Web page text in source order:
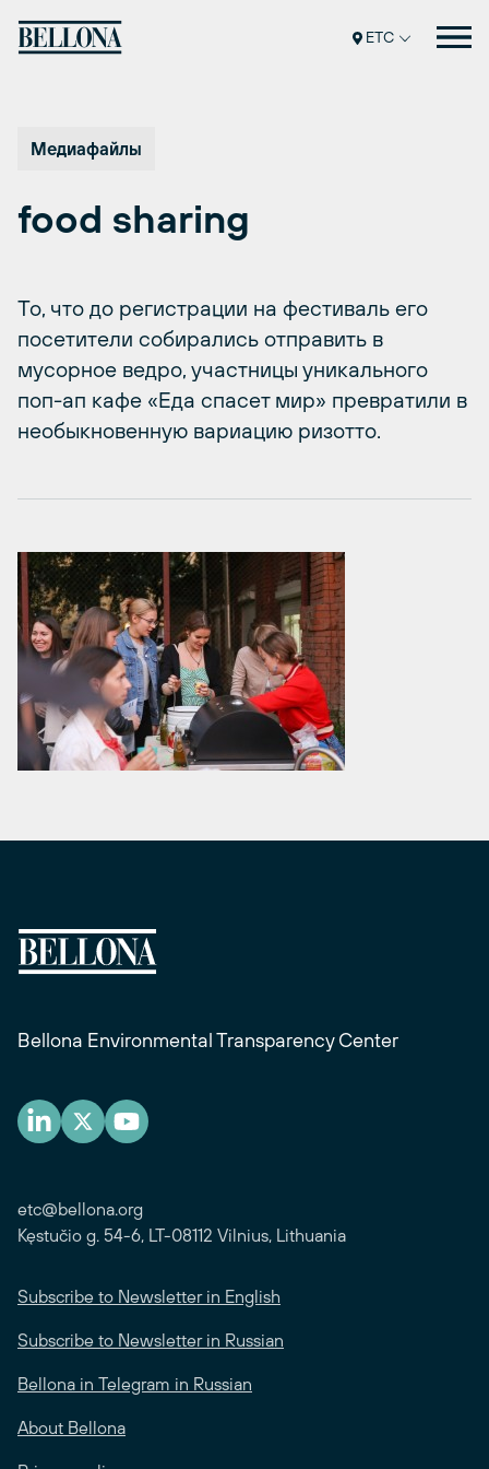
ETC
Медиафайлы
food sharing
То, что до регистрации на фестиваль его
посетители собирались отправить в
мусорное ведро, участницы уникального
поп-ап кафе «Еда спасет мир» превратили в
необыкновенную вариацию ризотто.
Bellona Environmental Transparency Center
etc@bellona.org
Kęstučio g. 54-6, LT-08112 Vilnius, Lithuania
Subscribe to Newsletter in English
Subscribe to Newsletter in Russian
Bellona in Telegram in Russian
About Bellona